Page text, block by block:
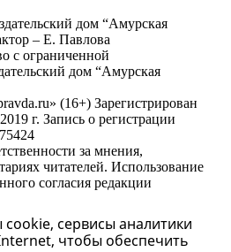
дом “Амурская
– Е. Павлова
с ограниченной
дом “Амурская
(16+) Зарегистрирован
г. Запись о регистрации
за мнения,
читателей. Использование
согласия редакции
сервисы аналитики
чтобы обеспечить